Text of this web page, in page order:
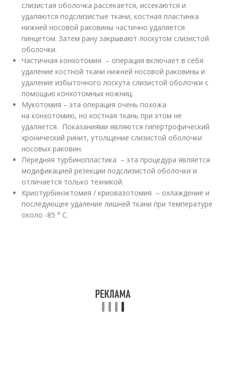
слизистая оболочка рассекается, иссекаются и
удаляются подслизистые ткани, костная пластинка
нижней носовой раковины частично удаляется
пинцетом. Затем рану закрывают лоскутом слизистой
оболочки.
Частичная конхотомия – операция включает в себя
удаление костной ткани нижней носовой раковины и
удаление избыточного лоскута слизистой оболочки с
помощью конхотомных ножниц.
Мукотомия – эта операция очень похожа
на конхотомию, но костная ткань при этом не
удаляется. Показаниями являются гипертрофический
хронический ринит, утолщение слизистой оболочки
носовых раковин.
Передняя турбинопластика – эта процедура является
модификацией резекции подслизистой оболочки и
отличается только техникой.
Криотурбинэктомия / криовазотомия – охлаждение и
последующее удаление лишней ткани при температуре
около -85 ° C.